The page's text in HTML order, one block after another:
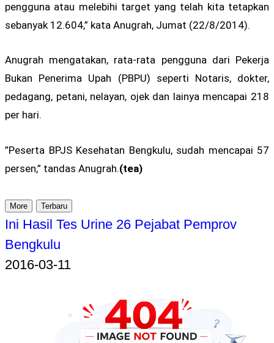
pengguna atau melebihi target yang telah kita tetapkan
sebanyak 12.604,” kata Anugrah, Jumat (22/8/2014).
Anugrah mengatakan, rata-rata pengguna dari Pekerja
Bukan Penerima Upah (PBPU) seperti Notaris, dokter,
pedagang, petani, nelayan, ojek dan lainya mencapai 218
per hari.
”Peserta BPJS Kesehatan Bengkulu, sudah mencapai 57
persen,” tandas Anugrah.(tea)
More Terbaru
Ini Hasil Tes Urine 26 Pejabat Pemprov
Bengkulu
2016-03-11